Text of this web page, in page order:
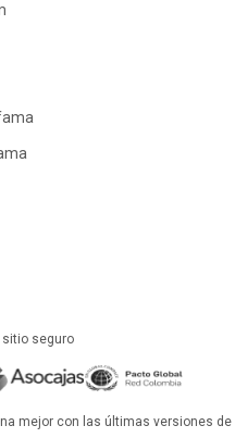
sitio seguro
mejor con las últimas versiones de